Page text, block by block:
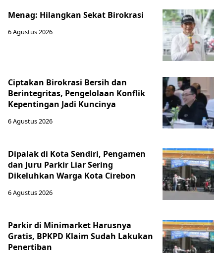
Menag: Hilangkan Sekat Birokrasi
6 Agustus 2026
Ciptakan Birokrasi Bersih dan
Berintegritas, Pengelolaan Konflik
Kepentingan Jadi Kuncinya
6 Agustus 2026
Dipalak di Kota Sendiri, Pengamen
dan Juru Parkir Liar Sering
Dikeluhkan Warga Kota Cirebon
6 Agustus 2026
Parkir di Minimarket Harusnya
Gratis, BPKPD Klaim Sudah Lakukan
Penertiban